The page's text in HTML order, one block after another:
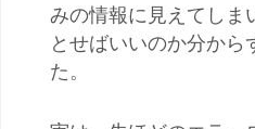
みの情報に見えてしま
とせばいいのか分から
た。